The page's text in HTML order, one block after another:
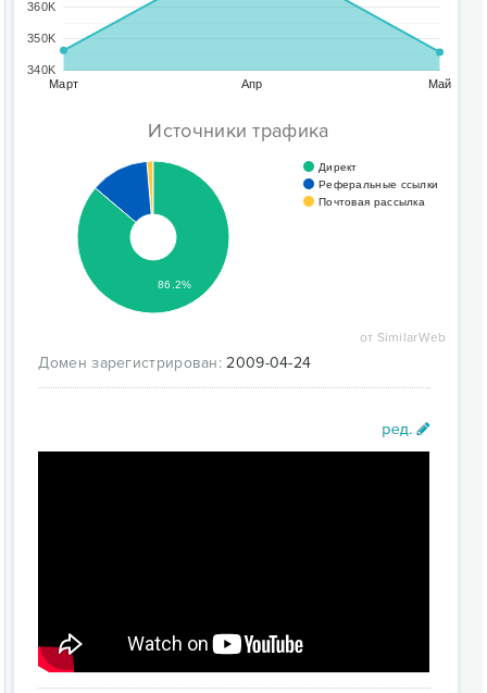
Март Апр Май
340K
350K
360K
Источники трафика
Директ
Реферальные ссылки
Почтовая рассылка
86.2%
от SimilarWeb
Домен зарегистрирован: 2009-04-24